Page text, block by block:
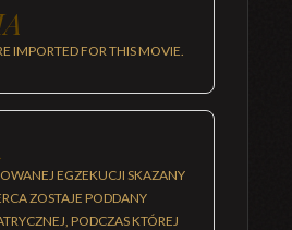
IMPORTED FOR THIS MOVIE.
EGZEKUCJI SKAZANY
ZOSTAJE PODDANY
PODCZAS KTÓREJ